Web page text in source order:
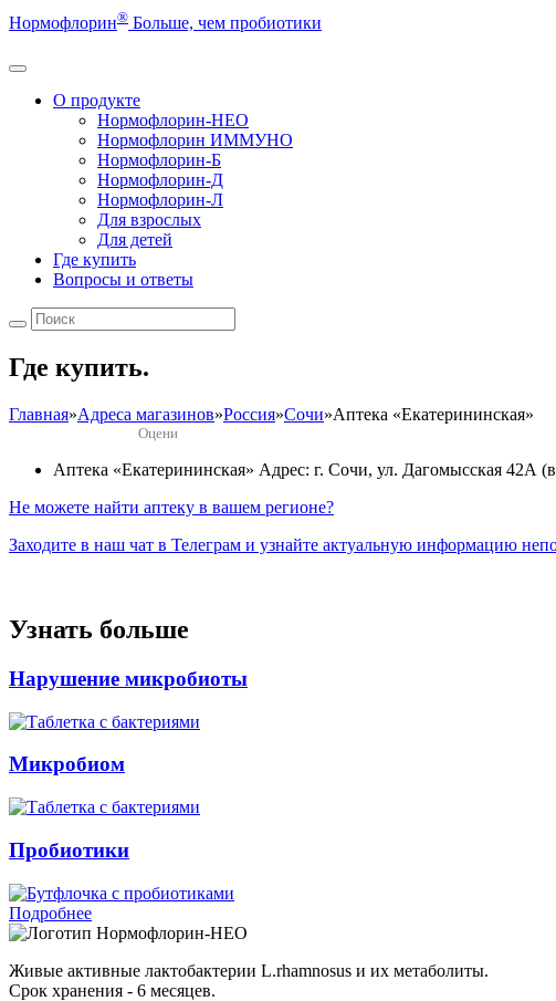
Нормофлорин® Больше, чем пробиотики
О продукте
Нормофлорин-НЕО
Нормофлорин ИММУНО
Нормофлорин-Б
Нормофлорин-Д
Нормофлорин-Л
Для взрослых
Для детей
Где купить
Вопросы и ответы
Где купить.
Главная»Адреса магазинов»Россия»Сочи»Аптека «Екатерининская»
Оцени
Аптека «Екатерининская» Адрес: г. Сочи, ул. Дагомысская 42А
Не можете найти аптеку в вашем регионе?
Заходите в наш чат в Телеграм и узнайте актуальную информацию
Узнать больше
Нарушение микробиоты
Микробиом
Пробиотики
Подробнее
Нормофлорин-НЕО
Живые активные лактобактерии L.rhamnosus и их метаболиты.
Срок хранения - 6 месяцев.